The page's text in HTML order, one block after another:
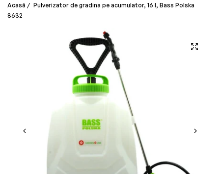
Acasă / Pulverizator de gradina pe acumulator, 16 l, Bass Polska
8632